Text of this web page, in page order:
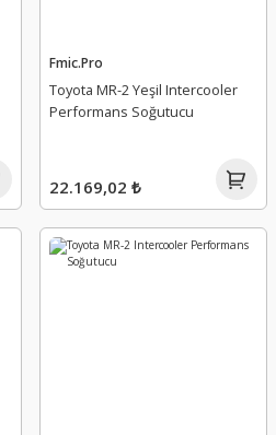
Fmic.Pro
Toyota MR-2 Yeşil Intercooler
Performans Soğutucu
22.169,02 ₺